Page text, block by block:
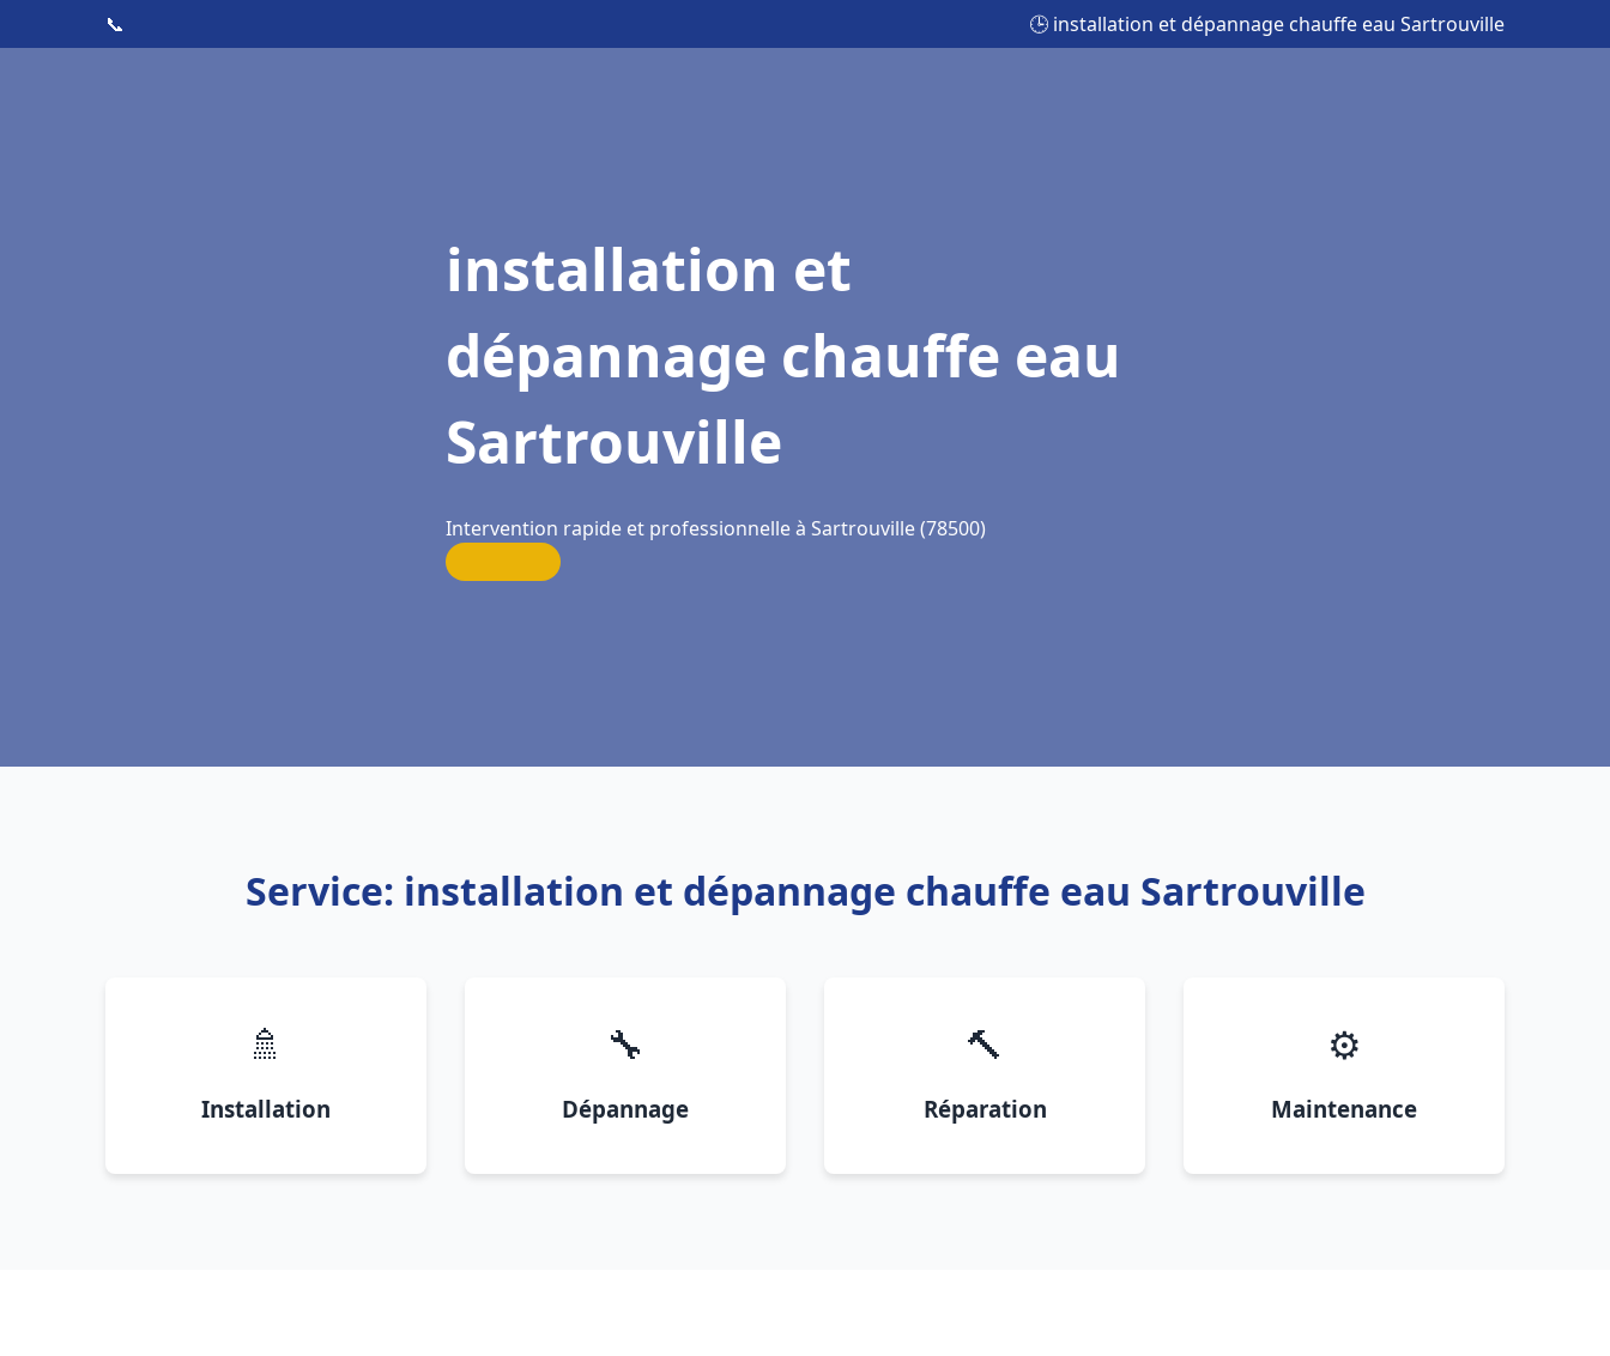
📞 🕒 installation et dépannage chauffe eau Sartrouville
installation et
dépannage chauffe eau
Sartrouville
Intervention rapide et professionnelle à Sartrouville (78500)
Service: installation et dépannage chauffe eau Sartrouville
🚿
Installation
🔧
Dépannage
🔨
Réparation
⚙️
Maintenance